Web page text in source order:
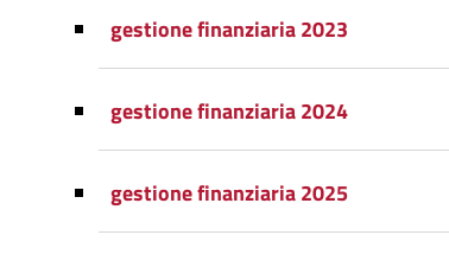
gestione finanziaria 2023
gestione finanziaria 2024
gestione finanziaria 2025